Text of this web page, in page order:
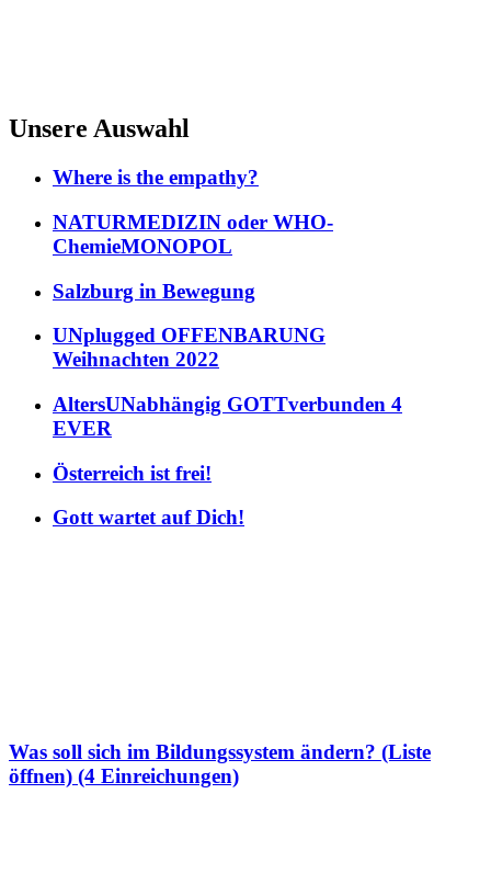
Unsere Auswahl
Where is the empathy?
NATURMEDIZIN oder WHO-
ChemieMONOPOL
Salzburg in Bewegung
UNplugged OFFENBARUNG
Weihnachten 2022
AltersUNabhängig GOTTverbunden 4
EVER
Österreich ist frei!
Gott wartet auf Dich!
Was soll sich im Bildungssystem ändern? (Liste
öffnen) (4 Einreichungen)